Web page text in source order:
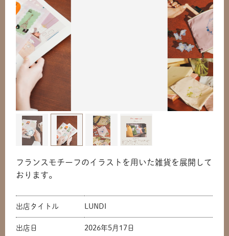
フランスモチーフのイラストを用いた雑貨を展開して
おります。
出店タイトル LUNDI
出店日 2026年5月17日